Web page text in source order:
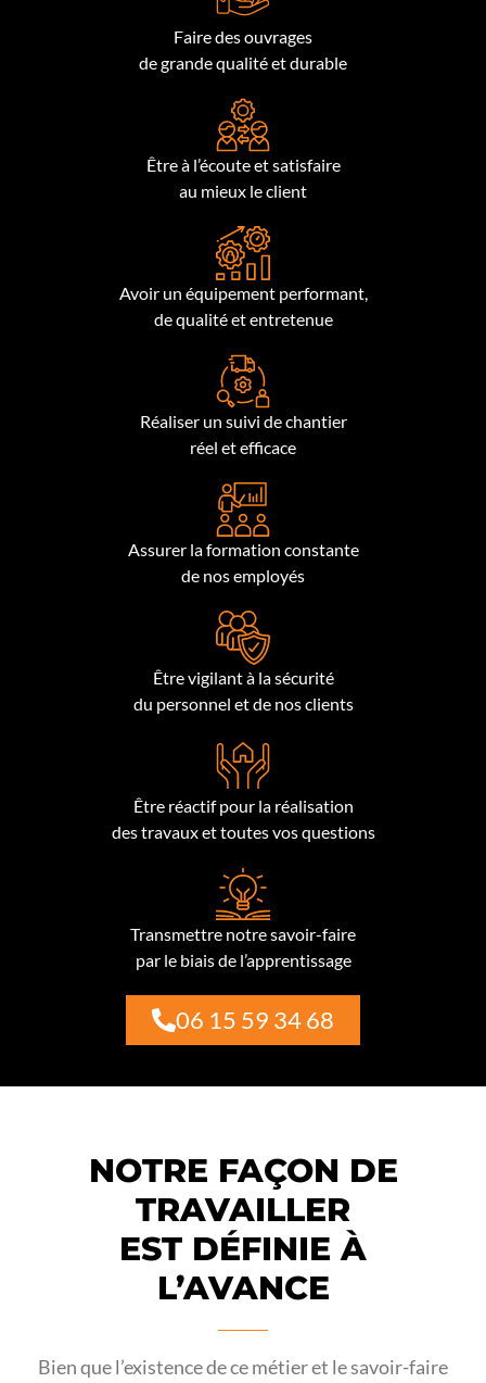
Faire des ouvrages
de grande qualité et durable
Être à l’écoute et satisfaire
au mieux le client
Avoir un équipement performant,
de qualité et entretenue
Réaliser un suivi de chantier
réel et efficace
Assurer la formation constante
de nos employés
Être vigilant à la sécurité
du personnel et de nos clients
Être réactif pour la réalisation
des travaux et toutes vos questions
Transmettre notre savoir-faire
par le biais de l’apprentissage
06 15 59 34 68
NOTRE FAÇON DE
TRAVAILLER
EST DÉFINIE À
L’AVANCE
Bien que l’existence de ce métier et le savoir-faire